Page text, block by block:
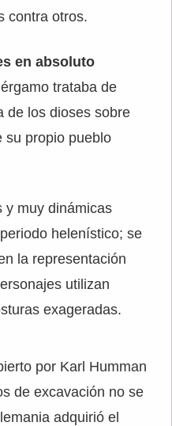
contra otros.
en absoluto
trataba de
de los dioses sobre
su propio pueblo
y muy dinámicas
helenístico; se
la representación
utilizan
exageradas.
por Karl Humman
de excavación no se
adquirió el